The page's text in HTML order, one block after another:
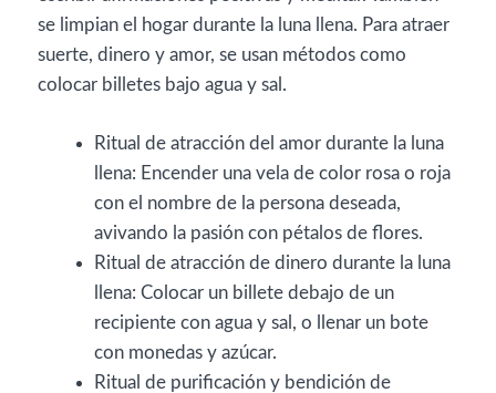
se limpian el hogar durante la luna llena. Para atraer
suerte, dinero y amor, se usan métodos como
colocar billetes bajo agua y sal.
Ritual de atracción del amor durante la luna
llena: Encender una vela de color rosa o roja
con el nombre de la persona deseada,
avivando la pasión con pétalos de flores.
Ritual de atracción de dinero durante la luna
llena: Colocar un billete debajo de un
recipiente con agua y sal, o llenar un bote
con monedas y azúcar.
Ritual de purificación y bendición de